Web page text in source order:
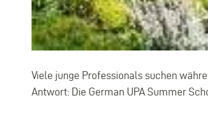
Viele junge Professionals suchen
Antwort: Die German UPA Summer